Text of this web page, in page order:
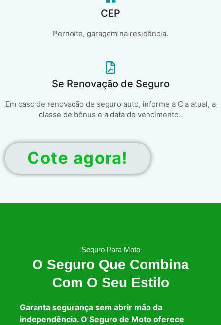
CEP
Pernoite, garagem na residência.
Se Renovação de Seguro
Em caso de renovação de seguro auto, informe a Cia atual, a
classe de bônus e a data de vencimento..
Cote agora!
Seguro Para Moto
O Seguro Que Combina
Com O Seu Estilo
Garanta segurança sem abrir mão da
independência. O Seguro de Moto oferece